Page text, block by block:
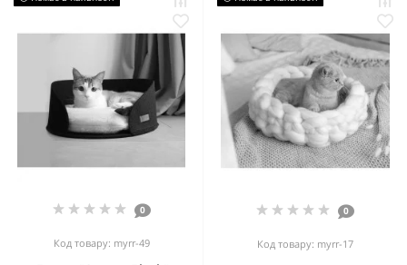
0
Код товару: myrr-49
0
Код товару: myrr-17